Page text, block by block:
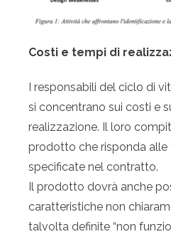
Costi e tempi di
I responsabili del ciclo di
si concentrano sui costi e
realizzazione. Il loro
prodotto che risponda alle
specificate nel contratto.
Il prodotto dovrà anche
caratteristiche non
talvolta definite “non